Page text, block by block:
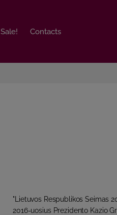
Sale! Contacts
Sale! Contacts
"Lietuvos Respublikos Seimas
2016-uosius Prezidento Kazio